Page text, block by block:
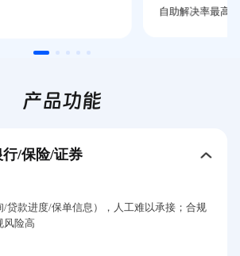
自助解决率最高
产品功能
/保险/证券
/贷款进度/保单信息），人工难以承接；合规
风险高